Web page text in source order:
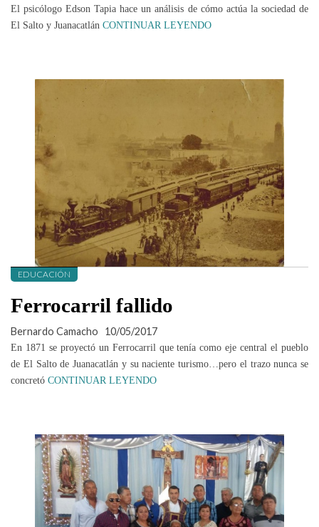
El psicólogo Edson Tapia hace un análisis de cómo actúa la sociedad de
El Salto y Juanacatlán CONTINUAR LEYENDO
EDUCACIÓN
Ferrocarril fallido
Bernardo Camacho 10/05/2017
En 1871 se proyectó un Ferrocarril que tenía como eje central el pueblo
de El Salto de Juanacatlán y su naciente turismo…pero el trazo nunca se
concretó CONTINUAR LEYENDO